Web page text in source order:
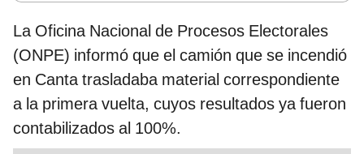
La Oficina Nacional de Procesos Electorales
(ONPE) informó que el camión que se incendió
en Canta trasladaba material correspondiente
a la primera vuelta, cuyos resultados ya fueron
contabilizados al 100%.